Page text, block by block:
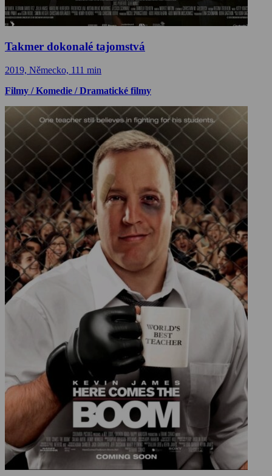
Takmer dokonalé tajomstvá
2019, Německo, 111 min
Filmy / Komedie / Dramatické filmy